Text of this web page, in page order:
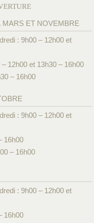
MARS ET NOVEMBRE
: 9h00 – 12h00 et
12h00 et 13h30 – 16h00
– 16h00
: 9h00 – 12h00 et
16h00
– 16h00
: 9h00 – 12h00 et
16h00